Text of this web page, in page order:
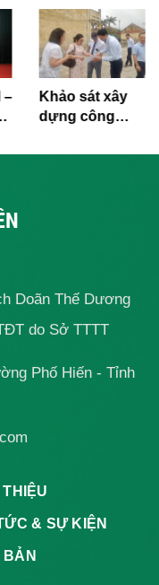
–
Khảo sát xây
dựng công
trường học tại
Doãn Thế Dương
do Sở TTTT
Phố Hiến - Tỉnh
& SỰ KIỆN
BẢN